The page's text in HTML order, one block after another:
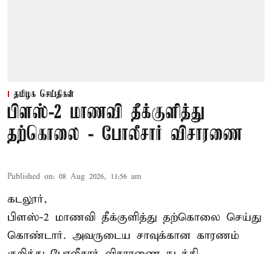
தமிழக செய்திகள்
பிளஸ்-2 மாணவி தீக்குளித்து
தற்கொலை - போலீசார் விசாரணை
Published on: 08 Aug 2026, 11:56 am
கடலூர்,
பிளஸ்-2 மாணவி தீக்குளித்து தற்கொலை செய்து
கொண்டார். அவருடைய சாவுக்கான காரணம்